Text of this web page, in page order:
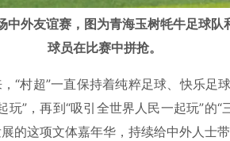
中外友谊赛，图为青海玉树牦牛足球队
球员在比赛中拼抢。
“村超”一直保持着纯粹足球、快乐足
玩”，再到“吸引全世界人民一起玩”的
的这项文体嘉年华，持续给中外人士带